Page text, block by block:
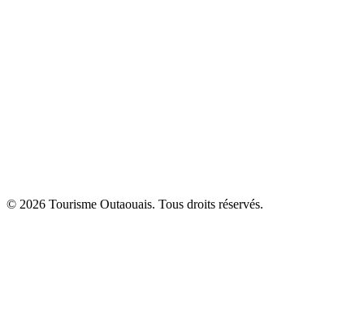
© 2026 Tourisme Outaouais. Tous droits réservés.